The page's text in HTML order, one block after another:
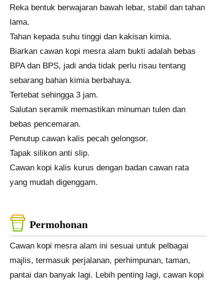
Reka bentuk berwajaran bawah lebar, stabil dan tahan
lama.
Tahan kepada suhu tinggi dan kakisan kimia.
Biarkan cawan kopi mesra alam bukti adalah bebas
BPA dan BPS, jadi anda tidak perlu risau tentang
sebarang bahan kimia berbahaya.
Tertebat sehingga 3 jam.
Salutan seramik memastikan minuman tulen dan
bebas pencemaran.
Penutup cawan kalis pecah gelongsor.
Tapak silikon anti slip.
Cawan kopi kalis kurus dengan badan cawan rata
yang mudah digenggam.
Permohonan
Cawan kopi mesra alam ini sesuai untuk pelbagai
majlis, termasuk perjalanan, perhimpunan, taman,
pantai dan banyak lagi. Lebih penting lagi, cawan kopi